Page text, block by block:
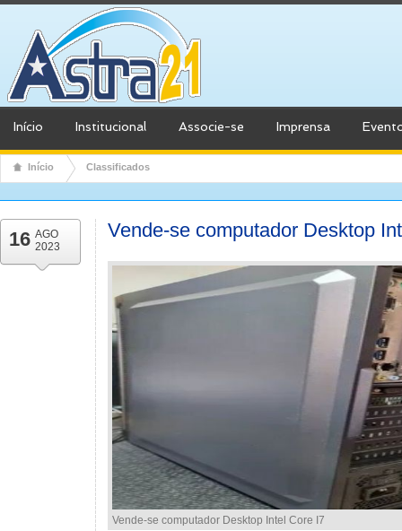
Início Institucional Associe-se Imprensa
Início Classificados
16 AGO
2023
Vende-se computador Desktop
Vende-se computador Desktop Intel Core I7